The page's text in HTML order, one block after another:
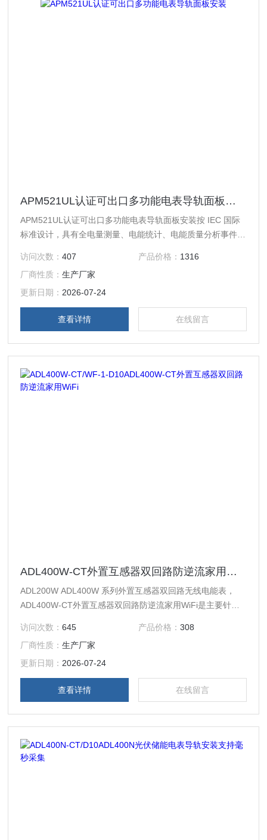
APM521UL认证可出口多功能电表导轨面板安装
APM521UL认证可出口多功能电表导轨面板安装按 IEC 国际
标准设计，具有全电量测量、电能统计、电能质量分析事件记
控。该系列仪表配有功能丰富的 DI/DO 模块、AO 模块，可以
灵活实现电气回路全电量测量及开关状态监控。
访问次数：407 产品价格： 1316
厂商性质：生产厂家
更新日期： 2026-07-24
查看详情 在线留言
ADL400W-CT外置互感器双回路防逆流家用WiFi
ADL200W ADL400W 系列外置互感器双回路无线电能表，
ADL400W-CT外置互感器双回路防逆流家用WiFi是主要针对
源发电系统而设计的一款智能仪表，产品具有精度高、体积
小、响应速度快、安装方便等优点。
访问次数：645 产品价格： 308
厂商性质：生产厂家
更新日期： 2026-07-24
查看详情 在线留言